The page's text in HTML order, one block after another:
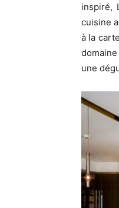
inspiré,
cuisine
à la
domaine
une